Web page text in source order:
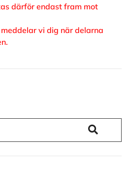
därför endast fram mot
vi dig när delarna